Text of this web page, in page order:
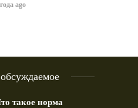
ago
такое норма